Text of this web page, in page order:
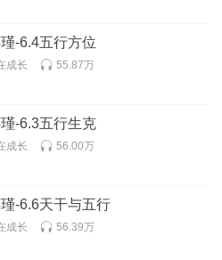
-6.4五行方位
成长 55.87万
-6.3五行生克
成长 56.00万
-6.6天干与五行
成长 56.39万